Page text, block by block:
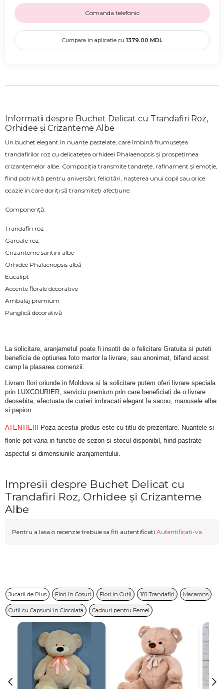
Comanda telefonic
Cumpara in aplicatie cu 1379.00 MDL
Informatii despre Buchet Delicat cu Trandafiri Roz,
Orhidee și Crizanteme Albe
Un buchet elegant în nuanțe pastelate, care îmbină frumusețea
trandafirilor roz cu delicatețea orhideei Phalaenopsis și prospețimea
crizantemelor albe. Compoziția transmite tandrețe, rafinament și emoție,
fiind potrivită pentru aniversări, felicitări, nașterea unui copil sau orice
ocazie în care doriți să transmiteți afecțiune.
Componență:
Trandafiri roz
Garoafe roz
Crizanteme santini albe
Orhidee Phalaenopsis albă
Eucalipt
Accente florale decorative
Ambalaj premium
Panglică decorativă
La solicitare, aranjametul poate fi insotit de o felicitare Gratuita si puteti
beneficia de optiunea foto martor la livrare, sau anonimat, bifand acest
camp la plasarea comenzii.
Livram flori oriunde in Moldova si la solicitare putem oferi livrare speciala
prin LUXCOURIER, serviciu premium prin care beneficiati de o livrare
deosebita, efectuata de curieri imbracati elegant la sacou, manusele albe
si papion.
ATENTIE!!! Poza acestui produs este cu titlu de prezentare. Nuantele si
florile pot varia in functie de sezon si stocul disponibil, fiind pastrate
aspectul si dimensiunile aranjamentului.
Impresii despre Buchet Delicat cu
Trandafiri Roz, Orhidee și Crizanteme
Albe
Pentru a lasa o recenzie trebuie sa fiti autentificati Autentificati-va
Jucarii de Plus Flori în Cosuri Flori in Cutii 101 Trandafiri Macarons
Cutii cu Capsuni in Ciocolata Cadouri pentru Femei